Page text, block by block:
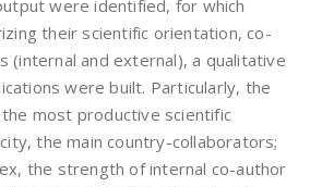
were identified, for which
their scientific orientation, co-
(internal and external), a qualitative
were built. Particularly, the
most productive scientific
the main country-collaborators;
the strength of internal co-author